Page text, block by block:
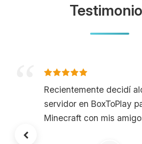
Recientemente decidí
servidor en BoxToPlay
Minecraft con mis